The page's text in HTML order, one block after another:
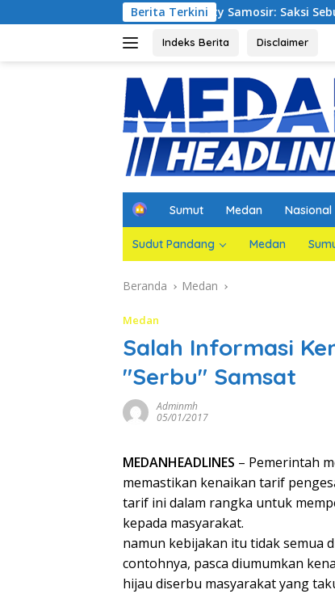
ke
Berita Terkini
Waterfront City Samosir: Saksi Sebut Proyek Telah
Indeks Berita Disclaimer
H
m
e
Sumut Medan Nasional
Sudut Pandang Medan
Beranda Medan
Medan
Salah Informasi
"Serbu" Samsat
Adminmh
05/01/2017
MEDANHEADLINES – Pemerintah
memastikan kenaikan tarif
tarif ini dalam rangka untuk
kepada masyarakat.
namun kebijakan itu tidak semua
contohnya, pasca diumumkan
hijau diserbu masyarakat yang